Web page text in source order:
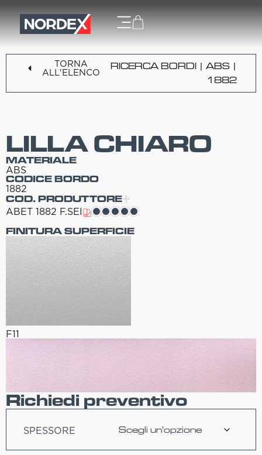
TORNA
ALL'ELENCO
RICERCA BORDI | ABS |
1882
LILLA CHIARO
MATERIALE
ABS
CODICE BORDO
1882
COD. PRODUTTORE
ABET 1882 F.SEI
FINITURA SUPERFICIE
F11
Richiedi preventivo
SPESSORE